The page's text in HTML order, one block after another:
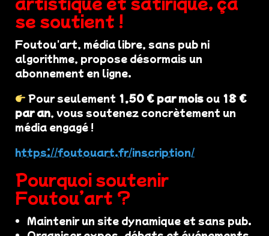
se soutient !
Foutou'art, média libre, sans pub ni
algorithme, propose désormais un
abonnement en ligne.
Pour seulement 1,50 € par mois ou 18 €
par an, vous soutenez concrètement un
média engagé !
https://foutouart.fr/inscription/
Pourquoi soutenir
Foutou’art ?
Maintenir un site dynamique et sans pub.